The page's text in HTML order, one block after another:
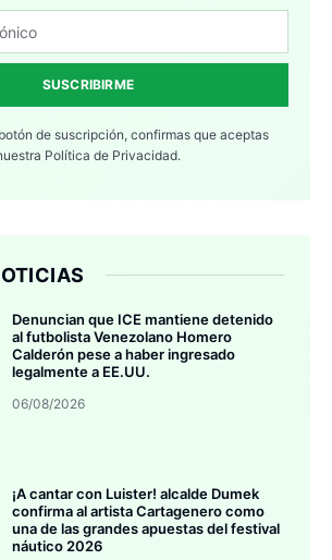
SUSCRIBIRME
de suscripción, confirmas que aceptas
Política de Privacidad.
Denuncian que ICE mantiene detenido
al futbolista Venezolano Homero
Calderón pese a haber ingresado
legalmente a EE.UU.
06/08/2026
¡A cantar con Luister! alcalde Dumek
confirma al artista Cartagenero como
una de las grandes apuestas del festival
náutico 2026